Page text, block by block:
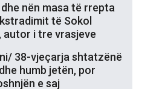
nën masa të rrepta
të Sokol
autor i tre vrasjeve
38-vjeçarja shtatzënë
humb jetën, por
e saj